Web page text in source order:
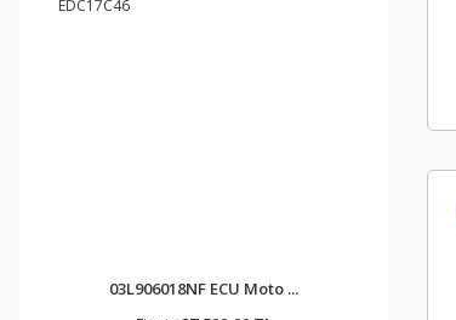
03L906018NF ECU Moto ...